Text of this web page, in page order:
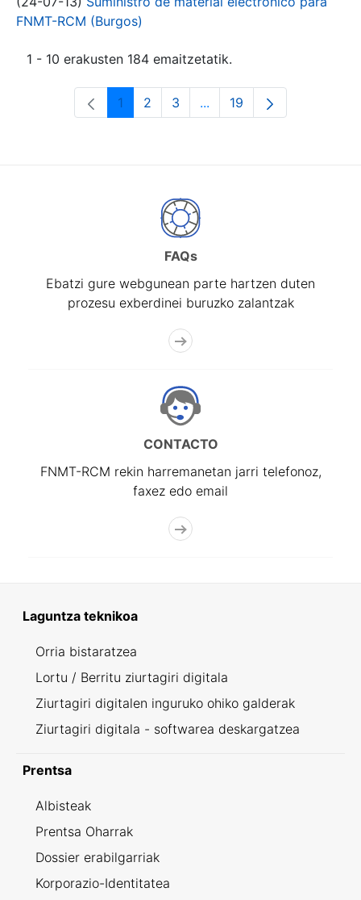
FNMT-RCM (Burgos)
1 - 10 erakusten 184 emaitzetatik.
Orrialdea
1 Orrialdea
2 Orrialdea
3 ...Intermediate Pages Use
Orrialdea
19
FAQs
Ebatzi gure webgunean parte hartzen duten
prozesu exberdinei buruzko zalantzak
CONTACTO
FNMT-RCM rekin harremanetan jarri telefonoz,
faxez edo email
Laguntza teknikoa
Orria bistaratzea
Lortu / Berritu ziurtagiri digitala
Ziurtagiri digitalen inguruko ohiko galderak
Ziurtagiri digitala - softwarea deskargatzea
Prentsa
Albisteak
Prentsa Oharrak
Dossier erabilgarriak
Korporazio-Identitatea